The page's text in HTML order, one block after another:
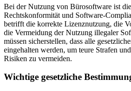
Bei der Nutzung von Bürosoftware ist
Rechtskonformität und Software-
betrifft die korrekte Lizenznutzung, die
die Vermeidung der Nutzung illegaler
müssen sicherstellen, dass alle
eingehalten werden, um teure Strafen
Risiken zu vermeiden.
Wichtige gesetzliche